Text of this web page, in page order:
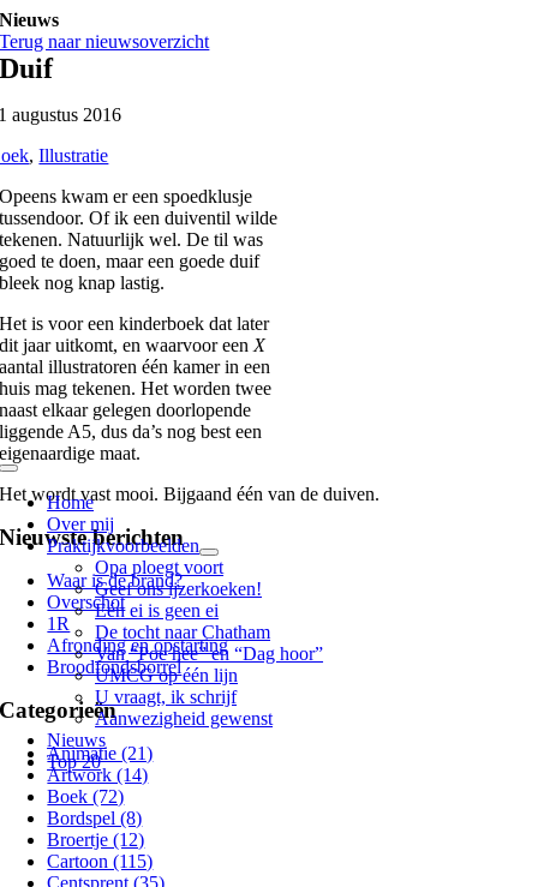
Ga
naar
inhoud
Toggle
Navigation
Home
Over mij
Praktijkvoorbeelden
Opa ploegt voort
Geef ons ijzerkoeken!
Eén ei is geen ei
De tocht naar Chatham
Van “Poe hee” en “Dag hoor”
UMCG op één lijn
U vraagt, ik schrijf
Aanwezigheid gewenst
Nieuws
Top 20
Nieuws
Terug naar nieuwsoverzicht
Duif
augustus 2016
,Illustratie
Opeens kwam er een spoedklusje
tussendoor. Of ik een duiventil wilde
tekenen. Natuurlijk wel. De til was
goed te doen, maar een goede duif
bleek nog knap lastig.
Het is voor een kinderboek dat later
dit jaar uitkomt, en waarvoor een X
aantal illustratoren één kamer in een
huis mag tekenen. Het worden twee
naast elkaar gelegen doorlopende
liggende A5, dus da’s nog best een
eigenaardige maat.
Het wordt vast mooi. Bijgaand één van de duiven.
Nieuwste berichten
Waar is de brand?
Overschot
1R
Afronding en opstarting
Broodfondsborrel
Categorieën
Animatie (21)
Artwork (14)
Boek (72)
Bordspel (8)
Broertje (12)
Cartoon (115)
Centsprent (35)